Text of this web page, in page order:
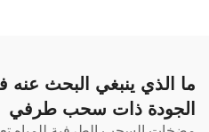
ما الذي ينبغي البحث عنه
الجودة ذات سحب طرفي